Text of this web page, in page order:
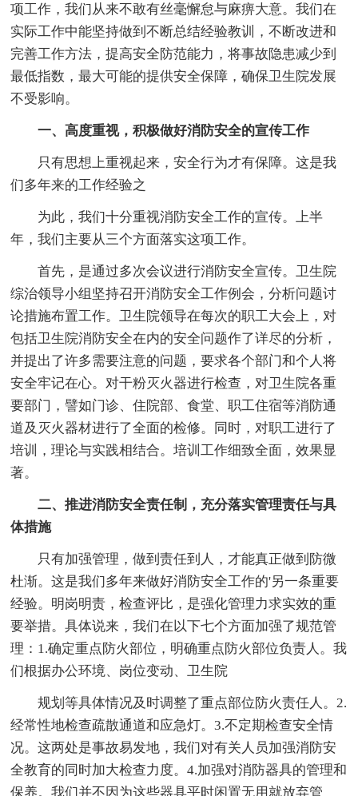
项工作，我们从来不敢有丝毫懈怠与麻痹大意。我们在
实际工作中能坚持做到不断总结经验教训，不断改进和
完善工作方法，提高安全防范能力，将事故隐患减少到
最低指数，最大可能的提供安全保障，确保卫生院发展
不受影响。
一、高度重视，积极做好消防安全的宣传工作
只有思想上重视起来，安全行为才有保障。这是我
们多年来的工作经验之
为此，我们十分重视消防安全工作的宣传。上半
年，我们主要从三个方面落实这项工作。
首先，是通过多次会议进行消防安全宣传。卫生院
综治领导小组坚持召开消防安全工作例会，分析问题讨
论措施布置工作。卫生院领导在每次的职工大会上，对
包括卫生院消防安全在内的安全问题作了详尽的分析，
并提出了许多需要注意的问题，要求各个部门和个人将
安全牢记在心。对干粉灭火器进行检查，对卫生院各重
要部门，譬如门诊、住院部、食堂、职工住宿等消防通
道及灭火器材进行了全面的检修。同时，对职工进行了
培训，理论与实践相结合。培训工作细致全面，效果显
著。
二、推进消防安全责任制，充分落实管理责任与具
体措施
只有加强管理，做到责任到人，才能真正做到防微
杜渐。这是我们多年来做好消防安全工作的'另一条重要
经验。明岗明责，检查评比，是强化管理力求实效的重
要举措。具体说来，我们在以下七个方面加强了规范管
理：1.确定重点防火部位，明确重点防火部位负责人。我
们根据办公环境、岗位变动、卫生院
规划等具体情况及时调整了重点部位防火责任人。2.
经常性地检查疏散通道和应急灯。3.不定期检查安全情
况。这两处是事故易发地，我们对有关人员加强消防安
全教育的同时加大检查力度。4.加强对消防器具的管理和
保养。我们并不因为这些器具平时闲置无用就放弃管